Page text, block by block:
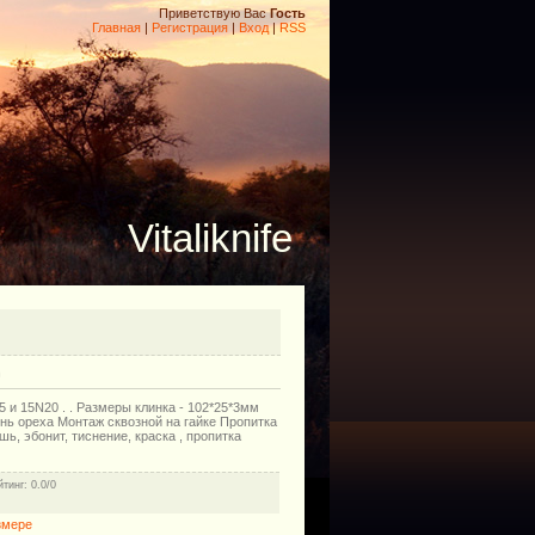
Приветствую Вас Гость
Главная | Регистрация | Вход|RSS
Vitaliknife
и 15N20 . . Размеры клинка - 102*25*3мм
ореха Монтаж сквозной на гайке Пропитка
эбонит, тиснение, краска , пропитка
: 0.0/0